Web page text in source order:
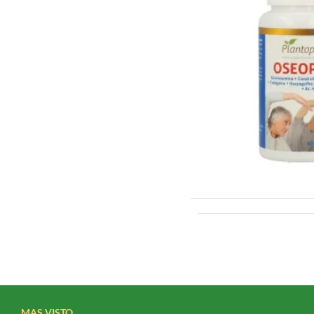
a estimular la
articulaciones.
Tipos de
Cuando se trata de
Sulfato de
la forma más eficaz
Clorhidrato de
similares al sulfato de
N-acetilglucosamina:
Es importante tener en
cause una reacción
Los suplementos de